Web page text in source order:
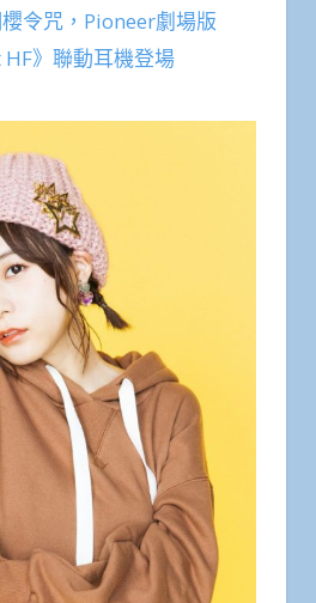
令咒，Pioneer劇場版
》聯動耳機登場